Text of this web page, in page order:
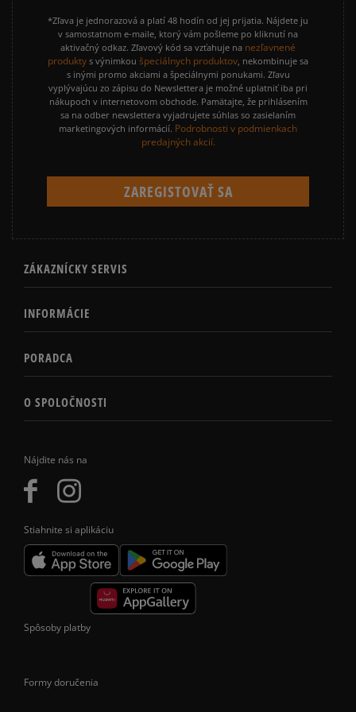
Nájdite nás na
Stiahnite si aplikáciu
*Zľava je jednorazová a platí 48 hodín od jej prijatia. Nájdete ju
v samostatnom e-maile, ktorý vám pošleme po kliknutí na
aktivačný odkaz. Zľavový kód sa vzťahuje na nezľavnené
produkty s výnimkou špeciálnych produktov, nekombinuje sa
s inými promo akciami a špeciálnymi ponukami. Zľavu
vyplývajúcu zo zápisu do Newslettera je možné uplatniť iba pri
nákupoch v internetovom obchode. Pamätajte, že prihlásením
sa na odber newslettera vyjadrujete súhlas so zasielaním
marketingových informácií. Podrobnosti v podmienkach
predajných akcií.
ZÁKAZNÍCKY SERVIS
INFORMÁCIE
PORADCA
O SPOLOČNOSTI
Spôsoby platby
Formy doručenia